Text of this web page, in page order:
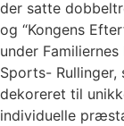
der satte
og “Kongens
under
Sports-
dekoreret til
individuelle